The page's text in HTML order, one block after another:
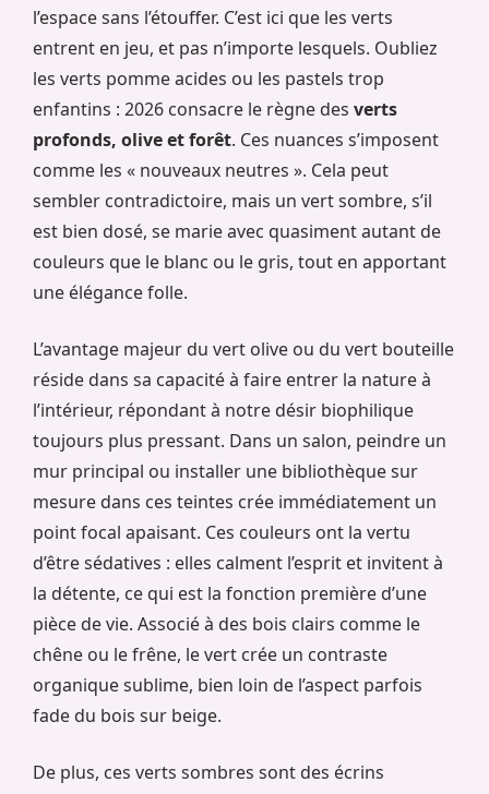
l’espace sans l’étouffer. C’est ici que les verts
entrent en jeu, et pas n’importe lesquels. Oubliez
les verts pomme acides ou les pastels trop
enfantins : 2026 consacre le règne des verts
profonds, olive et forêt. Ces nuances s’imposent
comme les « nouveaux neutres ». Cela peut
sembler contradictoire, mais un vert sombre, s’il
est bien dosé, se marie avec quasiment autant de
couleurs que le blanc ou le gris, tout en apportant
une élégance folle.
L’avantage majeur du vert olive ou du vert bouteille
réside dans sa capacité à faire entrer la nature à
l’intérieur, répondant à notre désir biophilique
toujours plus pressant. Dans un salon, peindre un
mur principal ou installer une bibliothèque sur
mesure dans ces teintes crée immédiatement un
point focal apaisant. Ces couleurs ont la vertu
d’être sédatives : elles calment l’esprit et invitent à
la détente, ce qui est la fonction première d’une
pièce de vie. Associé à des bois clairs comme le
chêne ou le frêne, le vert crée un contraste
organique sublime, bien loin de l’aspect parfois
fade du bois sur beige.
De plus, ces verts sombres sont des écrins